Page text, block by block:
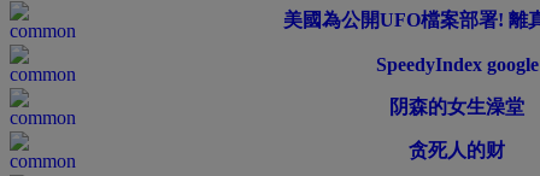
美國為公開UFO檔案部署! 離
SpeedyIndex google
阴森的女生澡堂
贪死人的财